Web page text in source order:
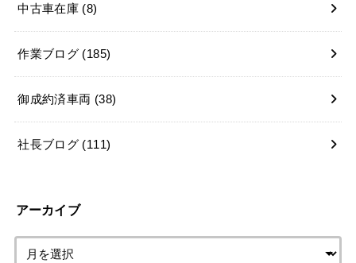
中古車在庫 (8)
作業ブログ (185)
御成約済車両 (38)
社長ブログ (111)
アーカイブ